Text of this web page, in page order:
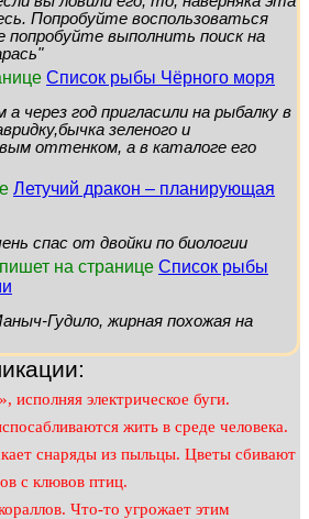
Попробуйте воспользоваться
попробуйте выполнить поиск на
Список рыбы Чёрного моря
через год пригласили на рыбалку в
зеленого и
оттенком, а в каталоге его
Летучий дракон – планирующая
спас от двойки по биологии
на странице Список рыбы
Гудило, жирная похожая на
исполняя электрическое буги.
жить в среде человека.
снаряды из пыльцы. Цветы сбивают
с клювов птиц.
Что-то угрожает этим